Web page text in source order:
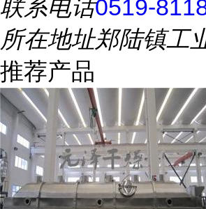
联系电话0519-
所在地址郑陆镇工
推荐产品